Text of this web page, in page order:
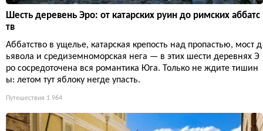
Шесть деревень Эро: от катарских руин до римских аббатс
тв
Аббатство в ущелье, катарская крепость над пропастью, мост д
ьявола и средиземноморская нега — в этих шести деревнях Э
ро сосредоточена вся романтика Юга. Только не ждите тишин
ы: летом тут яблоку негде упасть.
Путешествия 1 964